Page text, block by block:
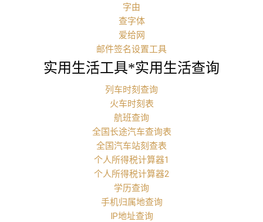
字由
查字体
爱给网
邮件签名设置工具
实用生活工具*实用生活查询
列车时刻查询
火车时刻表
航班查询
全国长途汽车查询表
全国汽车站刻查表
个人所得税计算器1
个人所得税计算器2
学历查询
手机归属地查询
IP地址查询